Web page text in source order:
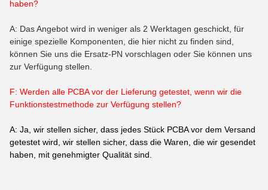
haben?
A: Das Angebot wird in weniger als 2 Werktagen geschickt, für
einige spezielle Komponenten, die hier nicht zu finden sind,
können Sie uns die Ersatz-PN vorschlagen oder Sie können uns
zur Verfügung stellen.
F: Werden alle PCBA vor der Lieferung getestet, wenn wir die
Funktionstestmethode zur Verfügung stellen?
A: Ja, wir stellen sicher, dass jedes Stück PCBA vor dem Versand
getestet wird, wir stellen sicher, dass die Waren, die wir gesendet
haben, mit genehmigter Qualität sind.